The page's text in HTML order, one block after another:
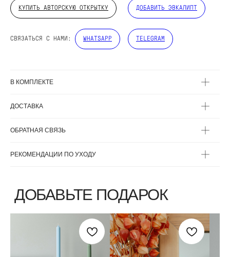
КУПИТЬ АВТОРСКУЮ ОТКРЫТКУ ДОБАВИТЬ ЭВКАЛИПТ
СВЯЗАТЬСЯ С НАМИ: WHATSAPP TELEGRAM
В КОМПЛЕКТЕ
ДОСТАВКА
ОБРАТНАЯ СВЯЗЬ
РЕКОМЕНДАЦИИ ПО УХОДУ